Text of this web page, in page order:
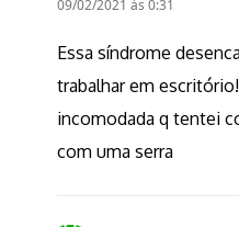
09/02/2021 às 0:31
Essa síndrome
trabalhar em
incomodada q tentei
com uma serra